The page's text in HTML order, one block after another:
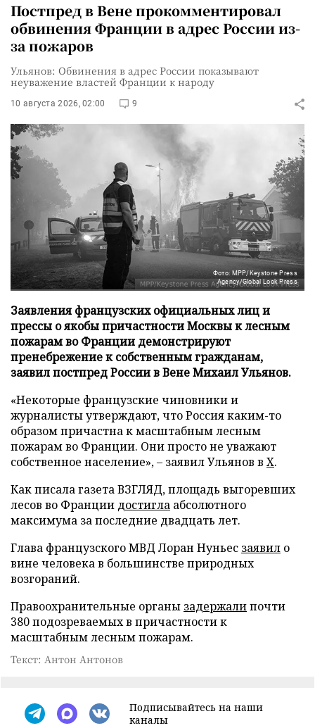
Постпред в Вене прокомментировал
обвинения Франции в адрес России из-
за пожаров
Ульянов: Обвинения в адрес России показывают
неуважение властей Франции к народу
10 августа 2026, 02:00 9
Фото: MPP/Keystone Press
Agency/Global Look Press
Заявления французских официальных лиц и
прессы о якобы причастности Москвы к лесным
пожарам во Франции демонстрируют
пренебрежение к собственным гражданам,
заявил постпред России в Вене Михаил Ульянов.
«Некоторые французские чиновники и
журналисты утверждают, что Россия каким-то
образом причастна к масштабным лесным
пожарам во Франции. Они просто не уважают
собственное население», – заявил Ульянов в X.
Как писала газета ВЗГЛЯД, площадь выгоревших
лесов во Франции достигла абсолютного
максимума за последние двадцать лет.
Глава французского МВД Лоран Нуньес заявил о
вине человека в большинстве природных
возгораний.
Правоохранительные органы задержалипочти
380 подозреваемых в причастности к
масштабным лесным пожарам.
Текст: Антон Антонов
Подписывайтесь на наши
каналы